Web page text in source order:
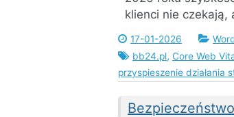
klienci nie czekają,
17-01-2026
bb24.pl, Core Web
przyspieszenie działania